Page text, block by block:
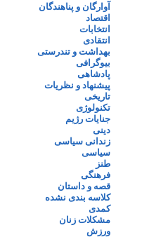
آوارگان و پناهندگان
اقتصاد
انتخابات
انتقادی
بهداشت و تندرستی
بیوگرافی
پادشاهی
پیشنهاد و نظریات
تاریخی
تکنولوژی
جنایات رژیم
دینی
زندانی سیاسی
سیاسی
طنز
فرهنگی
قصه و داستان
کلاسه بندی نشده
کمدی
مشکلات زنان
ورزش